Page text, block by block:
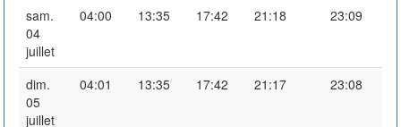
sam.
04
juillet
04:00 13:35 17:42 21:18 23:09
dim.
05
juillet
04:01 13:35 17:42 21:17 23:08